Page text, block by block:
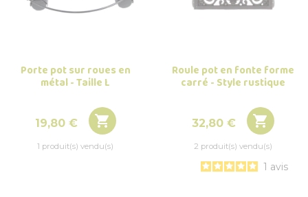
Porte pot sur roues en
métal - Taille L
Prix
19,80 € 
1 produit(s) vendu(s)
Roule pot en fonte forme
carré - Style rustique
Prix
32,80 € 
2 produit(s) vendu(s)
1 avis